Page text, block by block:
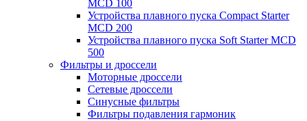
MCD 100
Устройства плавного пуска Compact Starter
MCD 200
Устройства плавного пуска Soft Starter MCD
500
Фильтры и дроссели
Моторные дроссели
Сетевые дроссели
Синусные фильтры
Фильтры подавления гармоник